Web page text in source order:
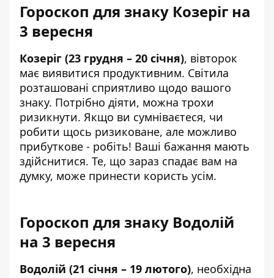
Гороскоп для знаку Козеріг на
3 вересня
Козеріг (23 грудня – 20 січня), вівторок
має виявитися продуктивним. Світила
розташовані сприятливо щодо вашого
знаку. Потрібно діяти, можна трохи
ризикнути. Якщо ви сумніваєтеся, чи
робити щось ризиковане, але можливо
прибуткове - робіть! Ваші бажання мають
здійснитися. Те, що зараз спадає вам на
думку, може принести користь усім.
Гороскоп для знаку Водолій
на 3 вересня
Водолій (21 січня – 19 лютого), необхідна